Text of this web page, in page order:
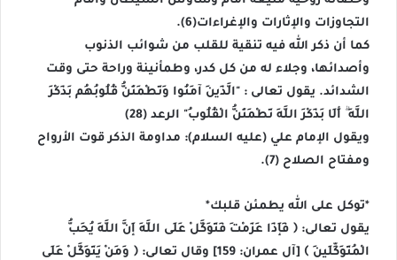
التجاوزات والإثارات والإغراءات(6).
كما أن ذكر الله فيه تنقية للقلب من شوائب الذنوب
وأصدائها، وجلاء له من كل كدر، وطمأنينة وراحة حتى وقت
الشدائد. يقول تعالى : "الَّذِينَ آمَنُوا وَتَطْمَئِنُّ قُلُوبُهُم بِذِكْرِ
اللَّهِ ۗ أَلَا بِذِكْرِ اللَّهِ تَطْمَئِنُّ الْقُلُوبُ" الرعد (28)
ويقول الإمام علي (عليه السلام): مداومة الذكر قوت الأرواح
ومفتاح الصلاح (7).
*توكل على الله يطمئن قلبك*
يقول تعالى: ﴿ فَإِذَا عَزَمْتَ فَتَوَكَّلْ عَلَى اللَّهِ إِنَّ اللَّهَ يُحِبُّ
الْمُتَوَكِّلِينَ ﴾ [آل عمران: 159] وقال تعالى: ﴿ وَمَنْ يَتَوَكَّلْ عَلَى